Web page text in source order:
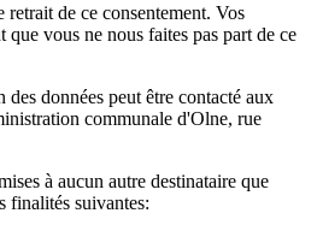
retrait de ce consentement. Vos
que vous ne nous faites pas part de ce
données peut être contacté aux
communale d'Olne, rue
à aucun autre destinataire que
finalités suivantes: